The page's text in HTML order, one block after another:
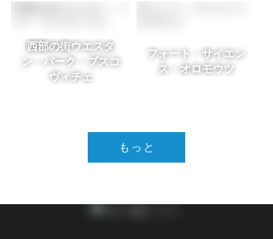
西部の街ウエスタ
ン・パーク・ブスコ
ヴィチェ
フォート・サイエン
ス・オロモウツ
もっと